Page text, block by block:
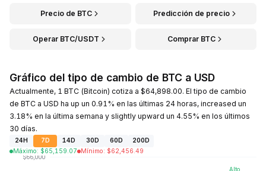
Precio de BTC Predicción de precio
Operar BTC/USDT Comprar BTC
Gráfico del tipo de cambio de BTC a USD
Actualmente, 1 BTC (Bitcoin) cotiza a $64,898.00. El tipo de cambio
de BTC a USD ha up un 0.91% en las últimas 24 horas, increased un
3.18% en la última semana y slightly upward un 4.55% en los últimos
30 días.
24H 7D 14D 30D 60D
200D
Máximo: $65,159.07 Mínimo: $62,456.49